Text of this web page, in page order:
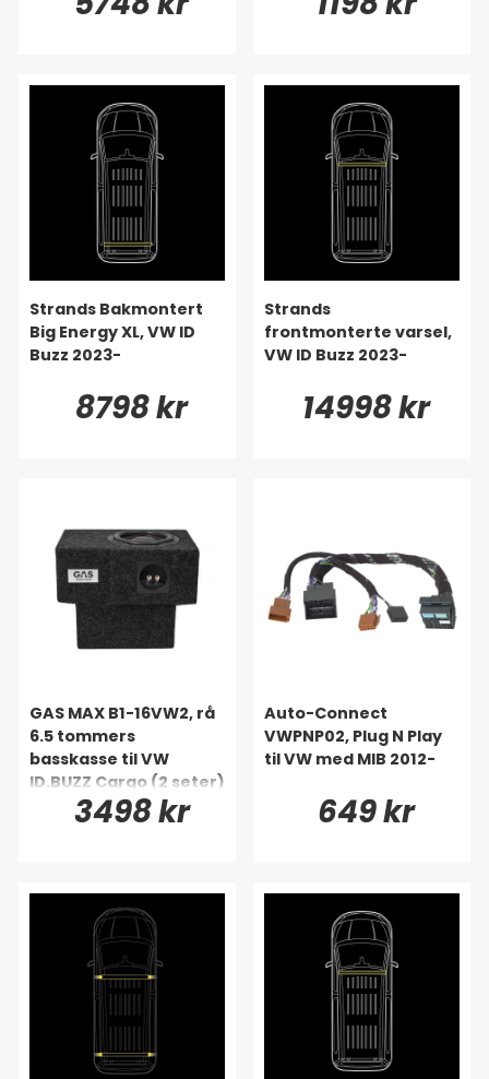
Strands Bakmontert
Big Energy XL, VW ID
Buzz 2023-
8798 kr
Strands
frontmonterte varsel,
VW ID Buzz 2023-
14998 kr
GAS MAX B1-16VW2, rå
6.5 tommers
basskasse til VW
ID.BUZZ Cargo (2 seter)
3498 kr
Auto-Connect
VWPNP02, Plug N Play
til VW med MIB 2012-
649 kr